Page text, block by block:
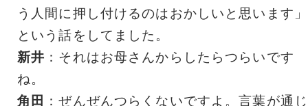
う人間に押し付けるのはおかしいと思います」
という話をしてました。
新井 ：それはお母さんからしたらつらいです
ね。
角田
：ぜんぜんつらくないですよ。言葉が通じ